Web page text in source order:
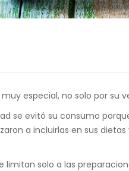
especial, no solo por
se evitó su consumo
a incluirlas en sus
limitan solo a las